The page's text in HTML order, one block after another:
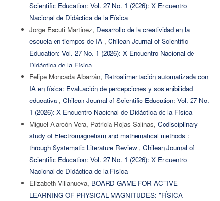
Scientific Education: Vol. 27 No. 1 (2026): X Encuentro
Nacional de Didáctica de la Física
Jorge Escuti Martínez, Desarrollo de la creatividad en la
escuela en tiempos de IA , Chilean Journal of Scientific
Education: Vol. 27 No. 1 (2026): X Encuentro Nacional de
Didáctica de la Física
Felipe Moncada Albarrán, Retroalimentación automatizada con
IA en física: Evaluación de percepciones y sostenibilidad
educativa , Chilean Journal of Scientific Education: Vol. 27 No.
1 (2026): X Encuentro Nacional de Didáctica de la Física
Miguel Alarcón Vera, Patricia Rojas Salinas, Codisciplinary
study of Electromagnetism and mathematical methods :
through Systematic Literature Review , Chilean Journal of
Scientific Education: Vol. 27 No. 1 (2026): X Encuentro
Nacional de Didáctica de la Física
Elizabeth Villanueva, BOARD GAME FOR ACTIVE
LEARNING OF PHYSICAL MAGNITUDES: "FÍSICA